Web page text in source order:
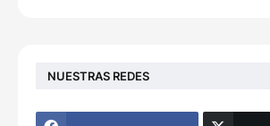
NUESTRAS REDES